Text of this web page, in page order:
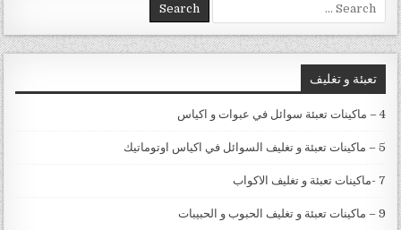
تعبئة و تغليف
4 – ماكينات تعبئة سوائل في عبوات و اكياس
5 – ماكينات تعبئة و تغليف السوائل في اكياس اوتوماتيك
7 -ماكينات تعبئة و تغليف الاكواب
9 – ماكينات تعبئة و تغليف الحبوب و الحبيبات